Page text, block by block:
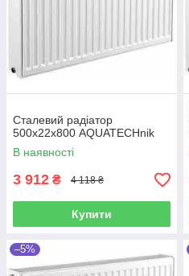
Сталевий радіатор
500х22х800 AQUATECHnik
В наявності
3 912 ₴ 4 118 ₴
Купити
–5%